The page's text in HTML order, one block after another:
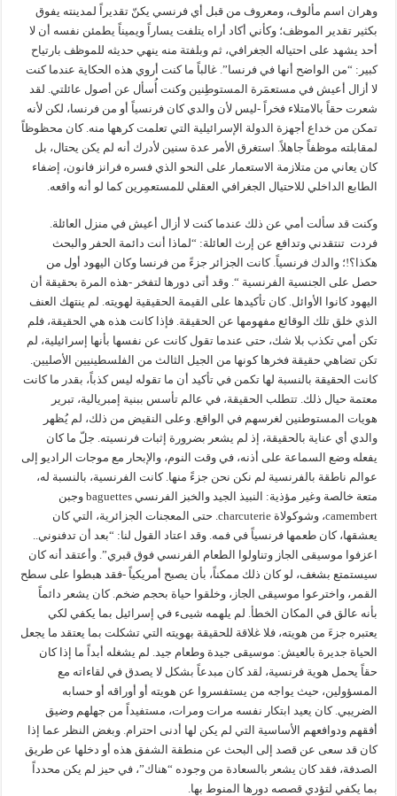
وهران اسم مألوف، ومعروف من قبل أي فرنسي يكنّ تقديراً لمدينته يفوق
بكثير تقدير الموظف؛ وكأني أكاد أراه يتلفت يساراً ويميناً يطمئن نفسه أن لا
أحد يشهد على احتياله الجغرافي، ثم وبلفتة منه ينهي حديثه للموظف بارتياح
كبير: “من الواضح أنها في فرنسا”. غالباً ما كنت أروي هذه الحكاية عندما كنت
لا أزال أعيش في مستعمَرة المستوطِنين وكنت أُسأل عن أصول عائلتي. لقد
شعرت حقاً بالامتلاء فخراً -ليس لأن والدي كان فرنسياً أو من فرنسا، لكن لأنه
تمكن من خداع أجهزة الدولة الإسرائيلية التي تعلمت كرهها منه. كان محظوظاً
لمقابلته موظفاً جاهلاً. استغرق الأمر عدة سنين لأدرك أنه لم يكن يحتال، بل
كان يعاني من متلازمة الاستعمار على النحو الذي فسره فرانز فانون، إضفاء
الطابع الداخلي للاحتيال الجغرافي العقلي للمستعمِرين كما لو أنه واقعه.
وكنت قد سألت أمي عن ذلك عندما كنت لا أزال أعيش في منزل العائلة.
فردت تنتقدني وتدافع عن إرث العائلة: “لماذا أنت دائمة الحفر والبحث
هكذا؟!؛ والدك فرنسياً. كانت الجزائر جزءً من فرنسا وكان اليهود أول من
حصل على الجنسية الفرنسية “. وقد أتى دورها لتفخر -هذه المرة بحقيقة أن
اليهود كانوا الأوائل. كان تأكيدها على القيمة الحقيقية لهويته. لم ينتهك العنف
الذي خلق تلك الوقائع مفهومها عن الحقيقة. فإذا كانت هذه هي الحقيقة، فلم
تكن أمي تكذب بلا شك، حتى عندما تقول كانت عن نفسها بأنها إسرائيلية، لم
تكن تضاهي حقيقة فخرها كونها من الجيل الثالث من الفلسطينيين الأصليين.
كانت الحقيقة بالنسبة لها تكمن في تأكيد أن ما تقوله ليس كذباً، بقدر ما كانت
معتمة حيال ذلك. تتطلب الحقيقة، في عالم تأسس ببنية إمبريالية، تبرير
هويات المستوطنين لغرسهم في الواقع. وعلى النقيض من ذلك، لم يُظهر
والدي أي عناية بالحقيقة، إذ لم يشعر بضرورة إثبات فرنسيته. جلّ ما كان
يفعله وضع السماعة على أذنه، في وقت النوم، والإبحار مع موجات الراديو إلى
عوالم ناطقة بالفرنسية لم نكن نحن جزءً منها. كانت الفرنسية، بالنسبة له،
متعة خالصة وغير مؤذية: النبيذ الجيد والخبز الفرنسي baguettes وجبن
camembert، وشوكولاة charcuterie. حتى المعجنات الجزائرية، التي كان
يعشقها، كان طعمها فرنسياً في فمه. وقد اعتاد القول لنا: “بعد أن تدفنوني..
اعزفوا موسيقى الجاز وتناولوا الطعام الفرنسي فوق قبري”. وأعتقد أنه كان
سيستمتع بشغف، لو كان ذلك ممكناً، بأن يصبح أمريكياً -فقد هبطوا على سطح
القمر، واخترعوا موسيقى الجاز، وخلقوا حياة بحجم ضخم. كان يشعر دائماً
بأنه عالق في المكان الخطأ. لم يلهمه شيىء في إسرائيل بما يكفي لكي
يعتبره جزءَ من هويته، فلا غلاقة للحقيقة بهويته التي تشكلت بما يعتقد ما يجعل
الحياة جديرة بالعيش: موسيقى جيدة وطعام جيد. لم يشغله أبداً ما إذا كان
حقاً يحمل هوية فرنسية، لقد كان مبدعاً بشكل لا يصدق في لقاءاته مع
المسؤولين، حيث يواجه من يستفسروا عن هويته أو أوراقه أو حسابه
الضريبي. كان يعيد ابتكار نفسه مرات ومرات، مستفيداً من جهلهم وضيق
أفقهم ودوافعهم الأساسية التي لم يكن لها أدنى احترام. وبغض النظر عما إذا
كان قد سعى عن قصد إلى البحث عن منطقة الشفق هذه أو دخلها عن طريق
الصدفة، فقد كان يشعر بالسعادة من وجوده “هناك”، في حيز لم يكن محدداً
بما يكفي لتؤدي قصصه دورها المنوط بها.